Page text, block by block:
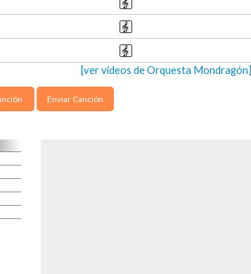
[ver videos de Orquesta Mondragón]
Enviar Canción